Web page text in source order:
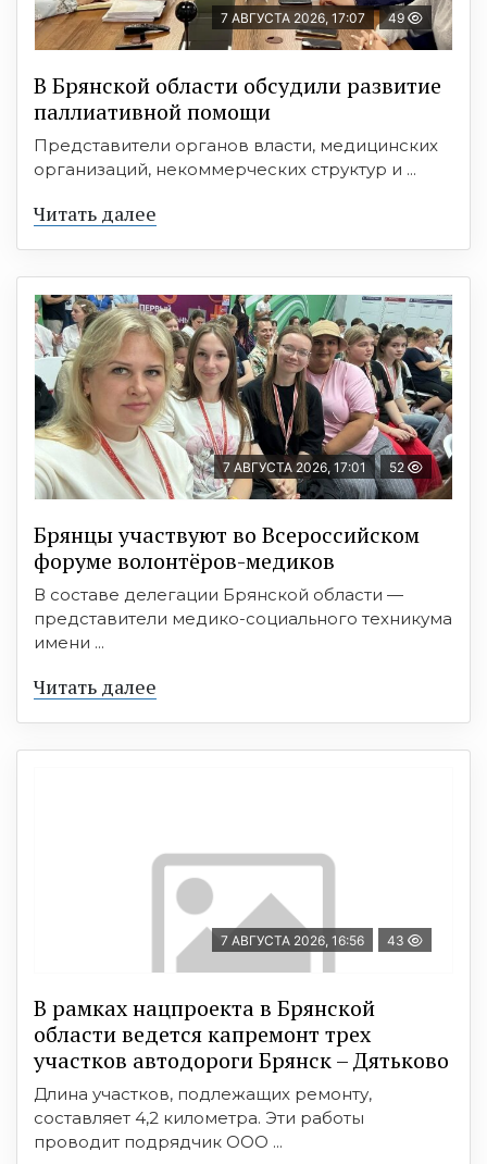
7 АВГУСТА 2026, 17:07 49
В Брянской области обсудили развитие
паллиативной помощи
Представители органов власти, медицинских
организаций, некоммерческих структур и ...
Читать далее
7 АВГУСТА 2026, 17:01 52
Брянцы участвуют во Всероссийском
форуме волонтёров-медиков
В составе делегации Брянской области —
представители медико-социального техникума
имени ...
Читать далее
7 АВГУСТА 2026, 16:56 43
В рамках нацпроекта в Брянской
области ведется капремонт трех
участков автодороги Брянск – Дятьково
Длина участков, подлежащих ремонту,
составляет 4,2 километра. Эти работы
проводит подрядчик ООО ...